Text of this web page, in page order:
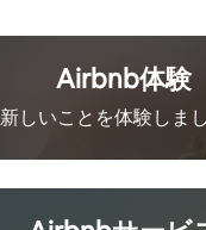
Airbnb体験
新しいことを体験しま